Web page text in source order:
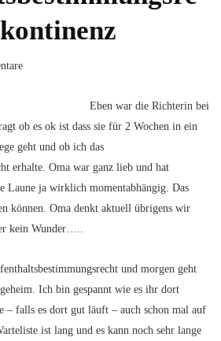
Eben war die Richterin bei
ob es ok ist dass sie für 2 Wochen in ein
geht und ob ich das
erhalte. Oma war ganz lieb und hat
Laune ja wirklich momentabhängig. Das
können. Oma denkt aktuell übrigens wir
kein Wunder…..
und morgen geht
Ich bin gespannt wie es ihr dort
– falls es dort gut läuft – auch schon mal auf
ist lang und es kann noch sehr lange